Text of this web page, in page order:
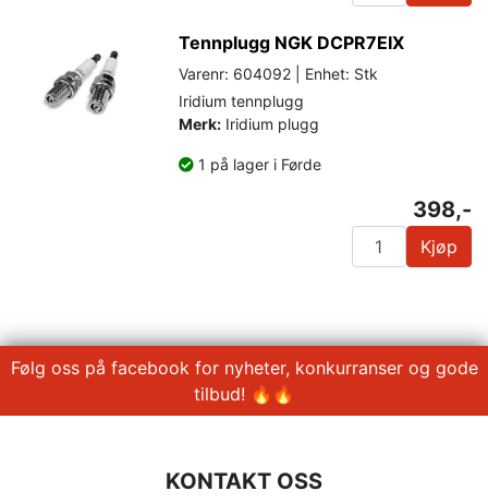
Tennplugg NGK DCPR7EIX
Varenr: 604092 | Enhet: Stk
Iridium tennplugg
Merk: Iridium plugg
1 på lager i Førde
398,-
Kjøp
Følg oss på facebook for nyheter, konkurranser og gode
tilbud! 🔥🔥
KONTAKT OSS